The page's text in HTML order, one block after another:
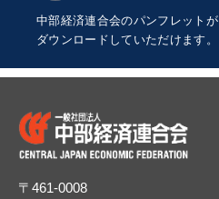
中部経済連合会のパンフレットが
ダウンロードしていただけます。
〒461-0008